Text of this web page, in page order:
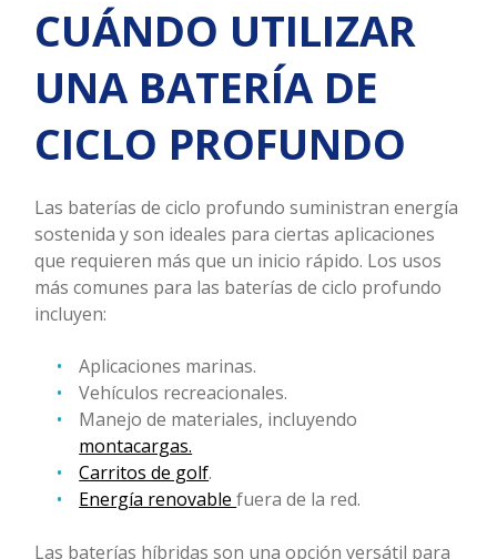
CUÁNDO UTILIZAR
UNA BATERÍA DE
CICLO PROFUNDO
Las baterías de ciclo profundo suministran energía
sostenida y son ideales para ciertas aplicaciones
que requieren más que un inicio rápido. Los usos
más comunes para las baterías de ciclo profundo
incluyen:
Aplicaciones marinas.
Vehículos recreacionales.
Manejo de materiales, incluyendo
montacargas.
Carritos de golf.
Energía renovablefuera de la red.
Las baterías híbridas son una opción versátil para